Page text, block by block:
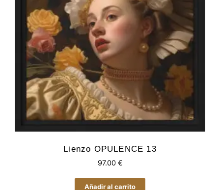
Lienzo OPULENCE 13
97.00 €
Añadir al carrito